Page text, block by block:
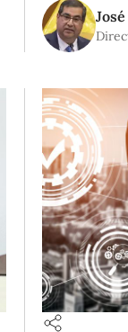
Universidad
como
educativa